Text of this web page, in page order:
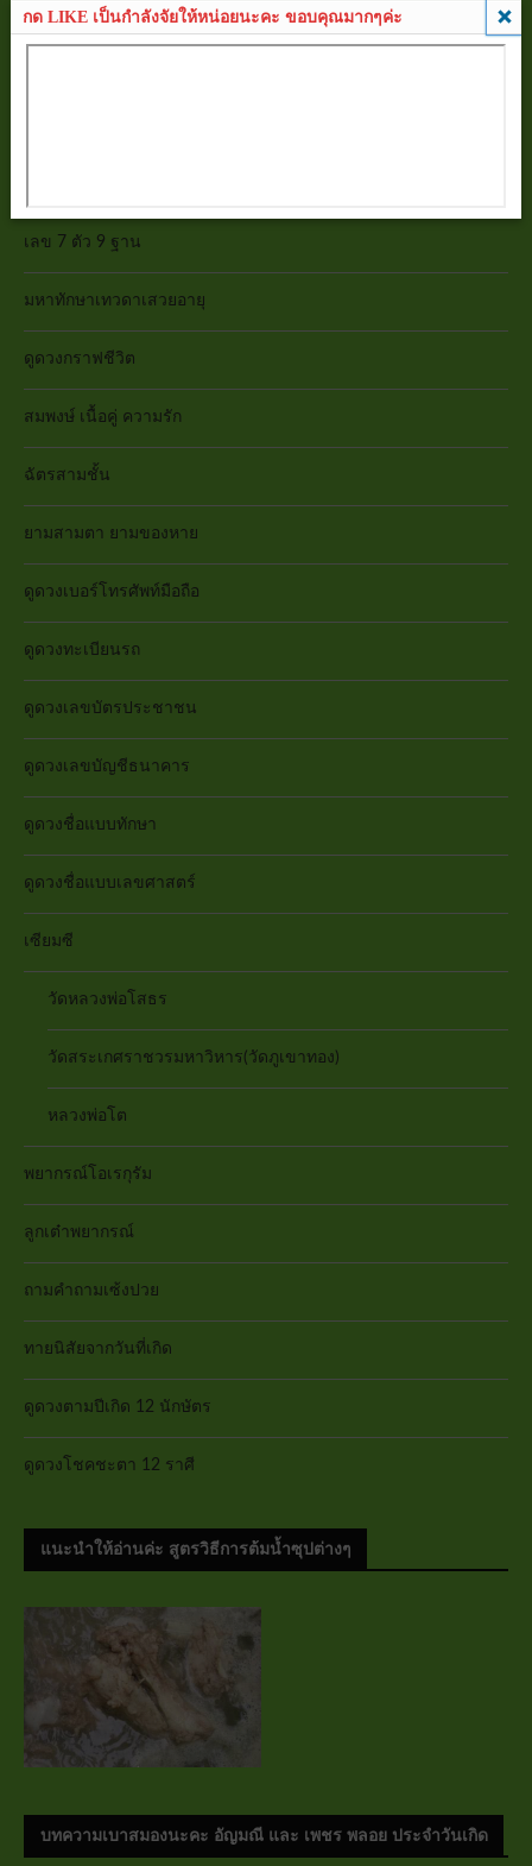
ดูดวงความรัก
เลข 7 ตัว 9 ฐาน
มหาทักษาเทวดาเสวยอายุ
ดูดวงกราฟชีวิต
สมพงษ์ เนื้อคู่ ความรัก
ฉัตรสามชั้น
ยามสามตา ยามของหาย
ดูดวงเบอร์โทรศัพท์มือถือ
ดูดวงทะเบียนรถ
ดูดวงเลขบัตรประชาชน
ดูดวงเลขบัญชีธนาคาร
ดูดวงชื่อแบบทักษา
ดูดวงชื่อแบบเลขศาสตร์
เซียมซี
วัดหลวงพ่อโสธร
วัดสระเกศราชวรมหาวิหาร(วัดภูเขาทอง)
หลวงพ่อโต
พยากรณ์โอเรกุรัม
ลูกเต๋าพยากรณ์
ถามคำถามเซ้งปวย
ทายนิสัยจากวันที่เกิด
ดูดวงตามปีเกิด 12 นักษัตร
ดูดวงโชคชะตา 12 ราศี
แนะนำให้อ่านค่ะ สูตรวิธีการต้มน้ำซุปต่างๆ
บทความเบาสมองนะคะ อัญมณี และ เพชร พลอย ประจำวันเกิด
กด LIKE เป็นกำลังจัยให้หน่อยนะคะ ขอบคุณมากๆค่ะ